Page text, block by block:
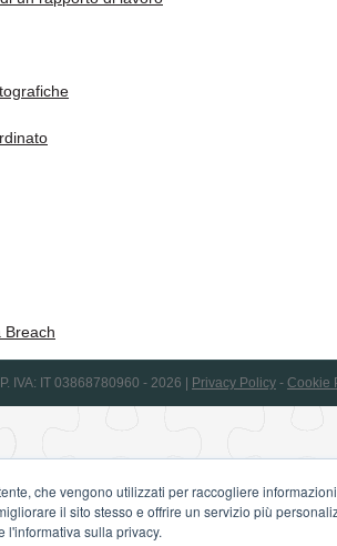
che vengono utilizzati per raccogliere
il sito stesso e offrire un servizio più
l'informativa sulla privacy.
Breach
IVA: IT 03868780960 - 2026 Privacy Policy - Cookie